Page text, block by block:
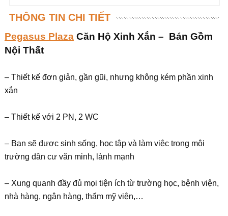
THÔNG TIN CHI TIẾT
Pegasus PlazaCăn Hộ Xinh Xắn – Bán Gồm
Nội Thất
– Thiết kế đơn giản, gần gũi, nhưng không kém phần xinh
xắn
– Thiết kế với 2 PN, 2 WC
– Bạn sẽ được sinh sống, học tập và làm việc trong môi
trường dân cư văn minh, lành mạnh
– Xung quanh đầy đủ mọi tiện ích từ trường học, bệnh viện,
nhà hàng, ngân hàng, thẩm mỹ viện,…